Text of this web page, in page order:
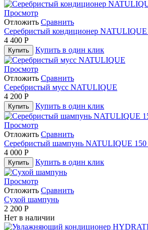
Просмотр
Отложить Сравнить
Серебристый кондиционер
4 400 Р
Купить Купить в один клик
Просмотр
Отложить Сравнить
Серебристый мусс NATULIQUE
4 200 Р
Купить Купить в один клик
Просмотр
Отложить Сравнить
Серебристый шампунь NATULIQUE 150
4 000 Р
Купить Купить в один клик
Просмотр
Отложить Сравнить
Сухой шампунь
2 200 Р
Нет в наличии